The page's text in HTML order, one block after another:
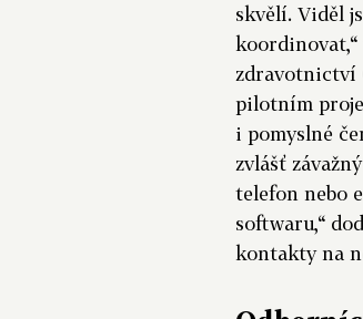
skvělí. Viděl
zdravotnictví
pilotním
i pomyslné
zvlášť
telefon nebo
softwaru,“
kontakty na